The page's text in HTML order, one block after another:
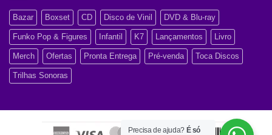
Bazar Boxset CD Disco de Vinil DVD & Blu-ray
Funko Pop & Figures Infantil K7 Lançamentos Livro
Merch Ofertas Pronta Entrega Pré-venda Toca Discos
Trilhas Sonoras
Precisa de ajuda? É só